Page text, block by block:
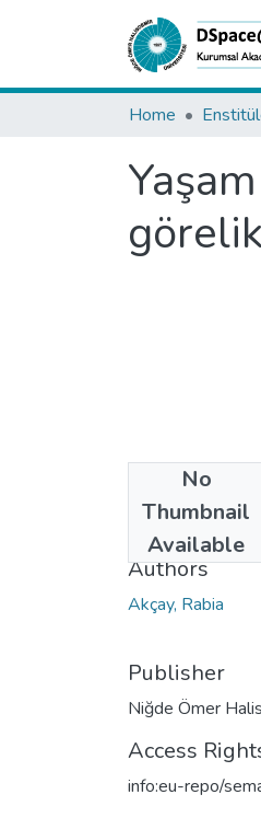
Home
No
Thumbnail
Available
2022
Authors
Akçay, Rabia
Publisher
Niğde Ömer
Access
info:eu-repo/